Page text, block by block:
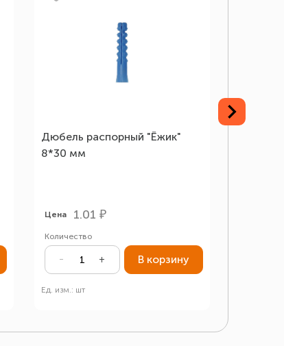
Дюбель распорный "Ёжик"
8*30 мм
Цена 1.01 ₽
Количество
В корзину
Ед. изм.: шт